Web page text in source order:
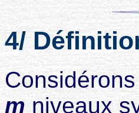
4/
m niveaux